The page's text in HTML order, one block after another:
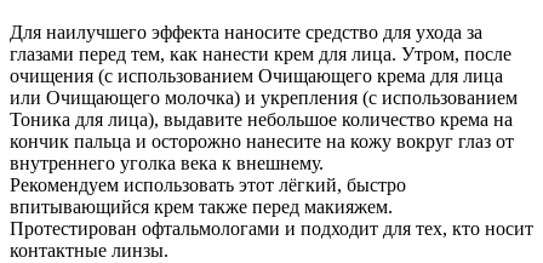
Для наилучшего эффекта наносите средство для ухода за
глазами перед тем, как нанести крем для лица. Утром, после
очищения (с использованием Очищающего крема для лица
или Очищающего молочка) и укрепления (с использованием
Тоника для лица), выдавите небольшое количество крема на
кончик пальца и осторожно нанесите на кожу вокруг глаз от
внутреннего уголка века к внешнему.
Рекомендуем использовать этот лёгкий, быстро
впитывающийся крем также перед макияжем.
Протестирован офтальмологами и подходит для тех, кто носит
контактные линзы.